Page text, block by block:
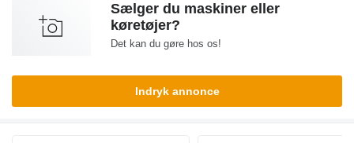
Sælger du maskiner eller
køretøjer?
Det kan du gøre hos os!
Indryk annonce